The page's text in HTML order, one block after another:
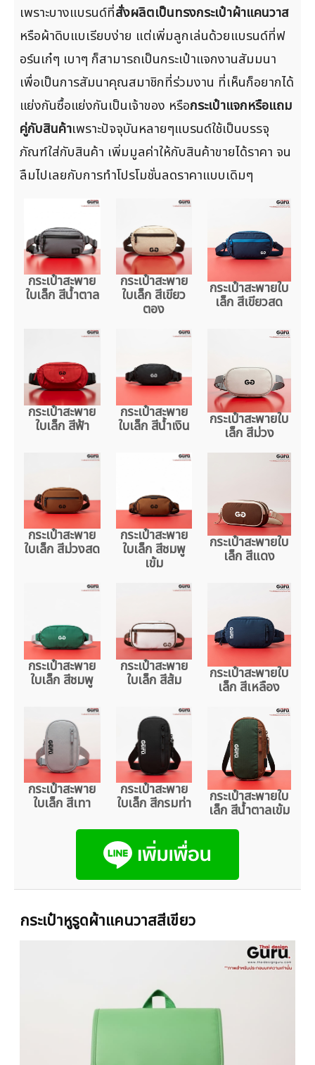
เพราะบางแบรนด์ที่สั่งผลิตเป็นทรงกระเป๋าผ้าแคนวาส
หรือผ้าดิบแบเรียบง่าย แต่เพิ่มลูกเล่นด้วยแบรนด์ที่ฟ
อร์นเก๋ๆ เบาๆ ก็สามารถเป็นกระเป๋าแจกงานสัมมนา
เพื่อเป็นการสัมนาคุณสมาชิกที่ร่วมงาน ที่เห็นก็อยากได้
แย่งกันซื้อแย่งกันเป็นเจ้าของ หรือกระเป๋าแจกหรือแถม
คู่กับสินค้าเพราะปัจจุบันหลายๆแบรนด์ใช้เป็นบรรจุ
ภัณฑ์ใส่กับสินค้า เพิ่มมูลค่าให้กับสินค้าขายได้ราคา จน
ลืมไปเลยกับการทำโปรโมชั่นลดราคาแบบเดิมๆ
กระเป๋าสะพาย
ใบเล็ก สีน้ำตาล
กระเป๋าสะพาย
ใบเล็ก สีเขียว
ตอง
กระเป๋าสะพายใบ
เล็ก สีเขียวสด
กระเป๋าสะพาย
ใบเล็ก สีฟ้า
กระเป๋าสะพาย
ใบเล็ก สีน้ำเงิน กระเป๋าสะพายใบ
เล็ก สีม่วง
กระเป๋าสะพาย
ใบเล็ก สีม่วงสด
กระเป๋าสะพาย
ใบเล็ก สีชมพู
เข้ม
กระเป๋าสะพายใบ
เล็ก สีแดง
กระเป๋าสะพาย
ใบเล็ก สีชมพู
กระเป๋าสะพาย
ใบเล็ก สีส้ม กระเป๋าสะพายใบ
เล็ก สีเหลือง
กระเป๋าสะพาย
ใบเล็ก สีเทา
กระเป๋าสะพาย
ใบเล็ก สีกรมท่า กระเป๋าสะพายใบ
เล็ก สีน้ำตาลเข้ม
กระเป๋าหูรูดผ้าแคนวาสสีเขียว